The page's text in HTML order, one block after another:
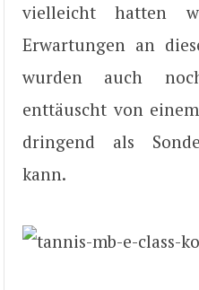
vielleicht hatten
Erwartungen an
wurden auch
enttäuscht von
dringend als
kann.